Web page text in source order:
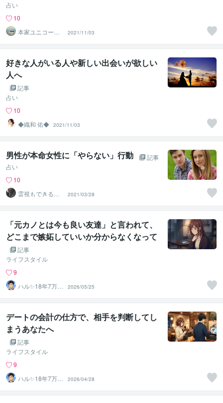
占い
10
本家ユニコーン
の使者桜10周年
ありがとう
2021/11/03
好きな人がいる人や新しい出会いが欲しい
人へ
記事
占い
10
◆織和 佑◆ 2021/11/03
男性が本命女性に「やらない」行動
記事
占い
10
霊視もできる話
相手❤️UI★うい
2021/03/28
「元カノとは今も良い友達」と言われて、
どこまで嫉妬していいか分からなくなって
いるあなたへ
記事
ライフスタイル
9
ハル✨18年7万人
以上の実績×書籍
著者
2026/05/25
デートの会計の仕方で、相手を判断してし
まうあなたへ
記事
ライフスタイル
9
ハル✨18年7万人
以上の実績×書籍
著者
2026/04/28